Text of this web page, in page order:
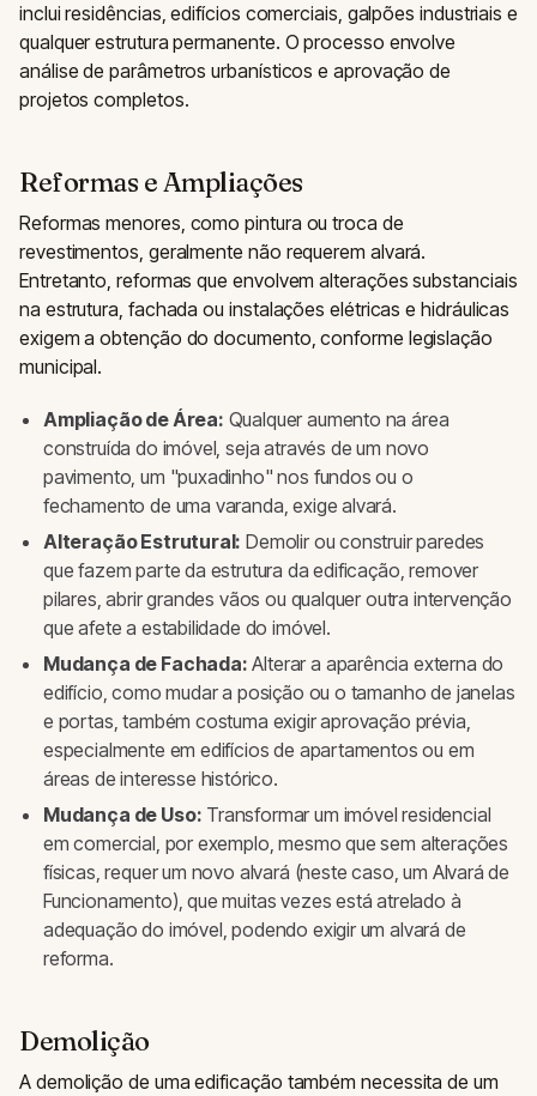
inclui residências, edifícios comerciais, galpões industriais e
qualquer estrutura permanente. O processo envolve
análise de parâmetros urbanísticos e aprovação de
projetos completos.
Reformas e Ampliações
Reformas menores, como pintura ou troca de
revestimentos, geralmente não requerem alvará.
Entretanto, reformas que envolvem alterações substanciais
na estrutura, fachada ou instalações elétricas e hidráulicas
exigem a obtenção do documento, conforme legislação
municipal.
Ampliação de Área: Qualquer aumento na área
construída do imóvel, seja através de um novo
pavimento, um "puxadinho" nos fundos ou o
fechamento de uma varanda, exige alvará.
Alteração Estrutural: Demolir ou construir paredes
que fazem parte da estrutura da edificação, remover
pilares, abrir grandes vãos ou qualquer outra intervenção
que afete a estabilidade do imóvel.
Mudança de Fachada: Alterar a aparência externa do
edifício, como mudar a posição ou o tamanho de janelas
e portas, também costuma exigir aprovação prévia,
especialmente em edifícios de apartamentos ou em
áreas de interesse histórico.
Mudança de Uso: Transformar um imóvel residencial
em comercial, por exemplo, mesmo que sem alterações
físicas, requer um novo alvará (neste caso, um Alvará de
Funcionamento), que muitas vezes está atrelado à
adequação do imóvel, podendo exigir um alvará de
reforma.
Demolição
A demolição de uma edificação também necessita de um